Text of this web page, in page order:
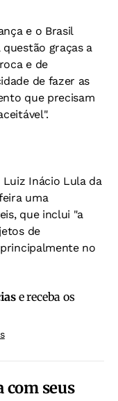
e o Brasil
graças a
e de
de fazer as
que precisam
Luiz Inácio Lula da
uma
que inclui "a
de
no
e receba os
seus